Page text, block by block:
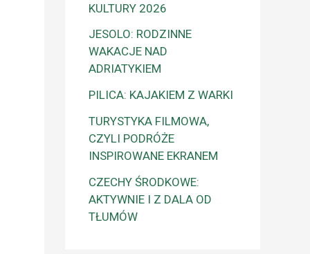
KULTURY 2026
JESOLO: RODZINNE
WAKACJE NAD
ADRIATYKIEM
PILICA: KAJAKIEM Z WARKI
TURYSTYKA FILMOWA,
CZYLI PODRÓŻE
INSPIROWANE EKRANEM
CZECHY ŚRODKOWE:
AKTYWNIE I Z DALA OD
TŁUMÓW